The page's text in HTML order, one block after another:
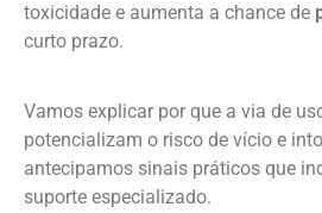
toxicidade e aumenta a chance de
curto prazo.
Vamos explicar por que a via de
potencializam o risco de vício e
antecipamos sinais práticos que
suporte especializado.